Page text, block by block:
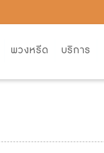
พวงหรีด
บริการ